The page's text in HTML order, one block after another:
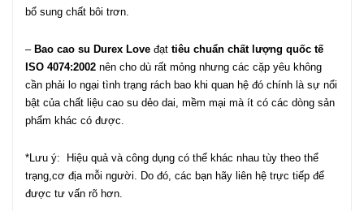
bổ sung chất bôi trơn.
– Bao cao su Durex Love đạt tiêu chuẩn chất lượng quốc tế
ISO 4074:2002 nên cho dù rất mỏng nhưng các cặp yêu không
cần phải lo ngại tình trạng rách bao khi quan hệ đó chính là sự nổi
bật của chất liệu cao su dẻo dai, mềm mại mà ít có các dòng sản
phẩm khác có được.
*Lưu ý: Hiệu quả và công dụng có thể khác nhau tùy theo thể
trạng,cơ địa mỗi người. Do đó, các bạn hãy liên hệ trực tiếp để
được tư vấn rõ hơn.